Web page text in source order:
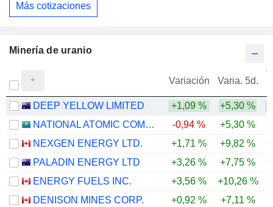
Más cotizaciones
Minería de uranio
Variación Varia. 5d.
DEEP YELLOW LIMITED +1,09 % +5,30 %
NATIONAL ATOMIC COMPANY KAZATOMPROM
-0,94 % +5,30 %
NEXGEN ENERGY LTD.
+1,71 % +9,82 %
PALADIN ENERGY LTD
+3,26 % +7,75 %
ENERGY FUELS INC.
+3,56 % +10,26 %
DENISON MINES CORP.
+0,92 % +7,11 %